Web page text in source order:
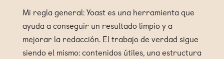
Mi regla general: Yoast es una herramienta que
ayuda a conseguir un resultado limpio y a
mejorar la redacción. El trabajo de verdad sigue
siendo el mismo: contenidos útiles, una estructura